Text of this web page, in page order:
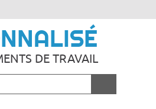
DE TRAVAIL